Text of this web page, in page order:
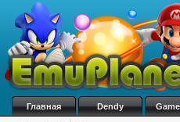
Главная Dendy